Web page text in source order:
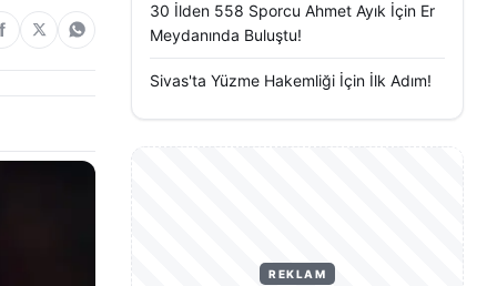
30 İlden 558 Sporcu Ahmet Ayık İçin Er
Meydanında Buluştu!
Sivas'ta Yüzme Hakemliği İçin İlk Adım!
REKLAM